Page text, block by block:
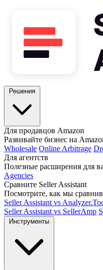
Для продавцов Amazon
Развивайте бизнес на
Wholesale Online Arbitrage
Для агентств
Полезные расширения для
Agencies
Сравните Seller Assistant
Посмотрите, как мы
Seller Assistant vs
Seller Assistant vs SellerAmp